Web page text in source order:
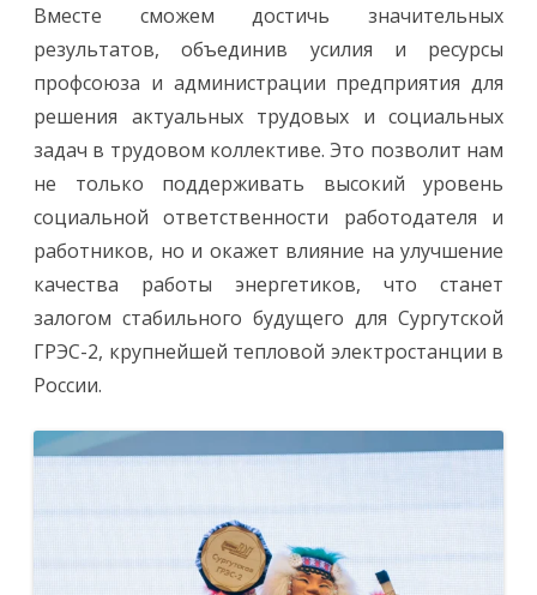
Вместе сможем достичь значительных
результатов, объединив усилия и ресурсы
профсоюза и администрации предприятия для
решения актуальных трудовых и социальных
задач в трудовом коллективе. Это позволит нам
не только поддерживать высокий уровень
социальной ответственности работодателя и
работников, но и окажет влияние на улучшение
качества работы энергетиков, что станет
залогом стабильного будущего для Сургутской
ГРЭС-2, крупнейшей тепловой электростанции в
России.